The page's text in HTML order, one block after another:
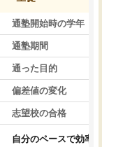
通塾開始時の学年
通塾期間
通った目的
偏差値の変化
志望校の合格
自分のペースで効率よく